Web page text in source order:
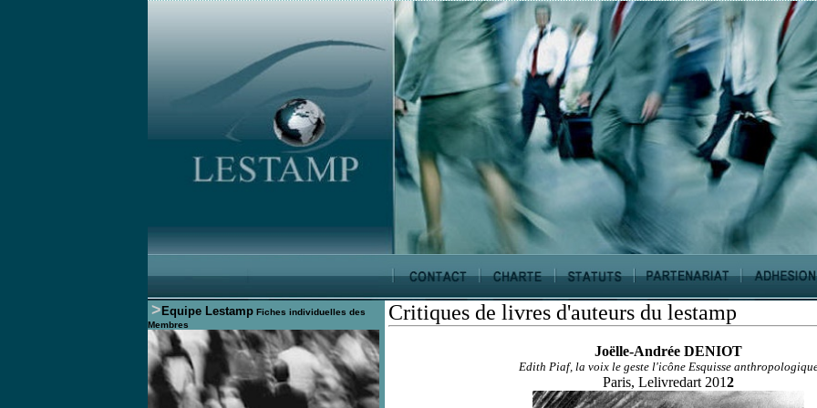
> Equipe LestampFiches individuelles des
Membres
Critiques de livres d'auteurs du lestamp
Joëlle-Andrée DENIOT
Edith Piaf, la voix le geste l'icône Esquisse
Paris, Lelivredart 2012